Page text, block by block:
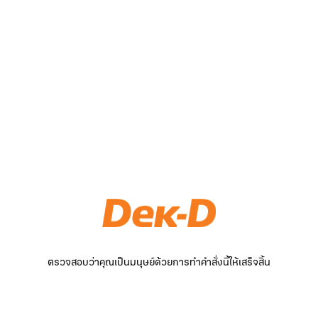
ตรวจสอบว่าคุณเป็นมนุษย์ด้วยการทำคำสั่งนี้ให้เสร็จสิ้น